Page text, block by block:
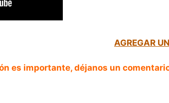
AGREGAR
es importante, déjanos un